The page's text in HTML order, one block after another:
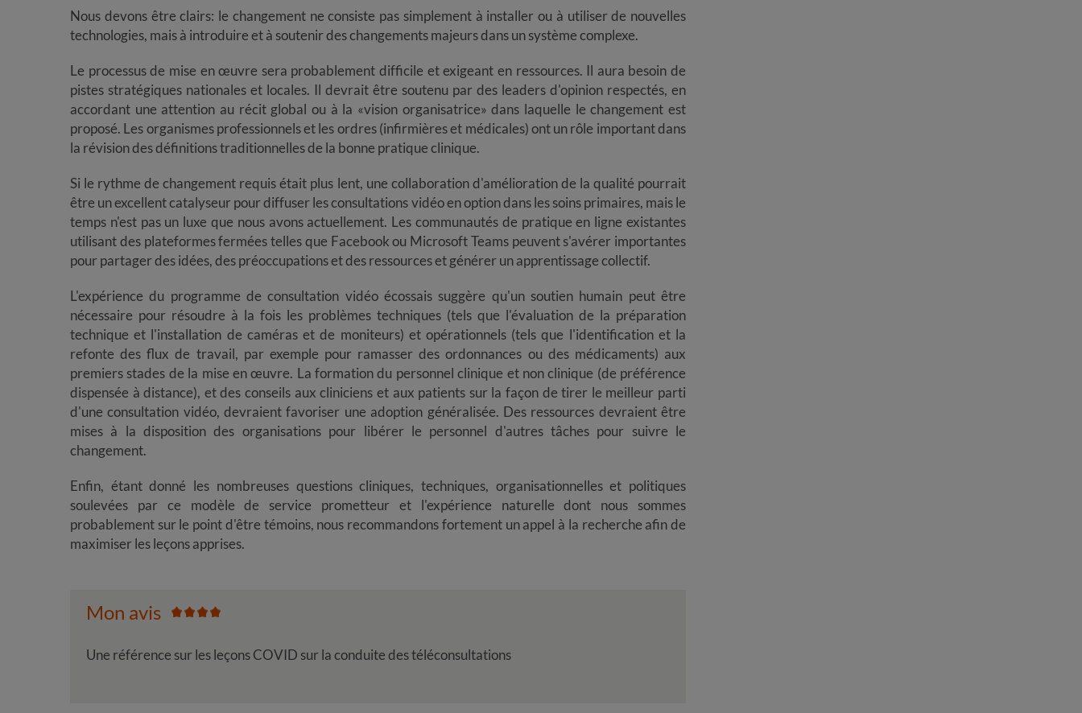
​​​​​​​Nous devons être clairs: le changement ne consiste pas simplement à installer ou à utiliser de nouvelles
technologies, mais à introduire et à soutenir des changements majeurs dans un système complexe.
​​​​​​​Le processus de mise en œuvre sera probablement difficile et exigeant en ressources. Il aura besoin de
pistes stratégiques nationales et locales. Il devrait être soutenu par des leaders d'opinion respectés, en
accordant une attention au récit global ou à la «vision organisatrice» dans laquelle le changement est
proposé. Les organismes professionnels et les ordres (infirmières et médicales) ont un rôle important dans
la révision des définitions traditionnelles de la bonne pratique clinique.
​​​​​​​Si le rythme de changement requis était plus lent, une collaboration d'amélioration de la qualité pourrait
être un excellent catalyseur pour diffuser les consultations vidéo en option dans les soins primaires, mais le
temps n'est pas un luxe que nous avons actuellement. Les communautés de pratique en ligne existantes
utilisant des plateformes fermées telles que Facebook ou Microsoft Teams peuvent s'avérer importantes
pour partager des idées, des préoccupations et des ressources et générer un apprentissage collectif.
​​​​​​​L'expérience du programme de consultation vidéo écossais suggère qu'un soutien humain peut être
nécessaire pour résoudre à la fois les problèmes techniques (tels que l'évaluation de la préparation
technique et l'installation de caméras et de moniteurs) et opérationnels (tels que l'identification et la
refonte des flux de travail, par exemple pour ramasser des ordonnances ou des médicaments) aux
premiers stades de la mise en œuvre. La formation du personnel clinique et non clinique (de préférence
dispensée à distance), et des conseils aux cliniciens et aux patients sur la façon de tirer le meilleur parti
d'une consultation vidéo, devraient favoriser une adoption généralisée. Des ressources devraient être
mises à la disposition des organisations pour libérer le personnel d'autres tâches pour suivre le
changement.
Enfin, étant donné les nombreuses questions cliniques, techniques, organisationnelles et politiques
soulevées par ce modèle de service prometteur et l'expérience natur​​​​​​​elle dont nous sommes
probablement sur le point d'être témoins, nous recommandons fortement un appel à la recherche afin de
maximiser les leçons apprises.
Mon avis
Une référence sur les leçons COVID sur la conduite des téléconsultations